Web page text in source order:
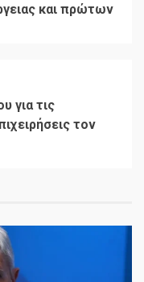
και πρώτων
για τις
τον